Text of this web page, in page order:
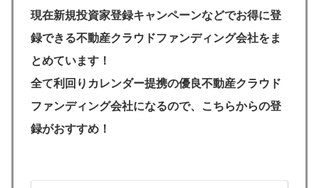
現在新規投資家登録キャンペーンなどでお得に登
録できる不動産クラウドファンディング会社をま
とめています！
全て利回りカレンダー提携の優良不動産クラウド
ファンディング会社になるので、こちらからの登
録がおすすめ！